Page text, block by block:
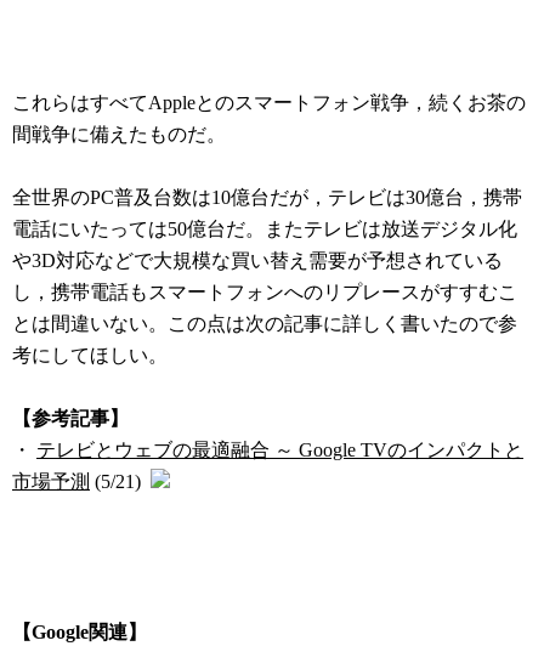
これらはすべてAppleとのスマートフォン戦争，続くお茶の
間戦争に備えたものだ。
全世界のPC普及台数は10億台だが，テレビは30億台，携帯
電話にいたっては50億台だ。またテレビは放送デジタル化
や3D対応などで大規模な買い替え需要が予想されている
し，携帯電話もスマートフォンへのリプレースがすすむこ
とは間違いない。この点は次の記事に詳しく書いたので参
考にしてほしい。
【参考記事】
・ テレビとウェブの最適融合 ～ Google TVのインパクトと
市場予測 (5/21)
【Google関連】